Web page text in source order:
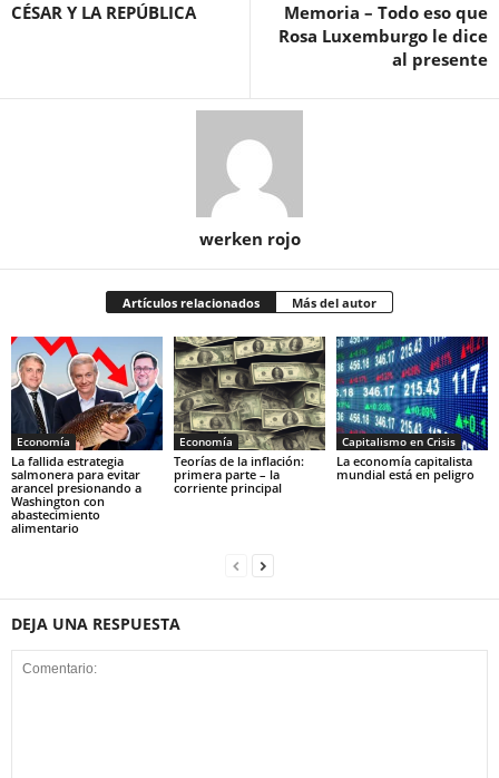
CÉSAR Y LA REPÚBLICA
Memoria – Todo eso que
Rosa Luxemburgo le dice
al presente
werken rojo
Artículos relacionados Más del autor
Economía
La fallida estrategia
salmonera para evitar
arancel presionando a
Washington con
abastecimiento
alimentario
Economía
Teorías de la inflación:
primera parte – la
corriente principal
Capitalismo en Crisis
La economía capitalista
mundial está en peligro
DEJA UNA RESPUESTA